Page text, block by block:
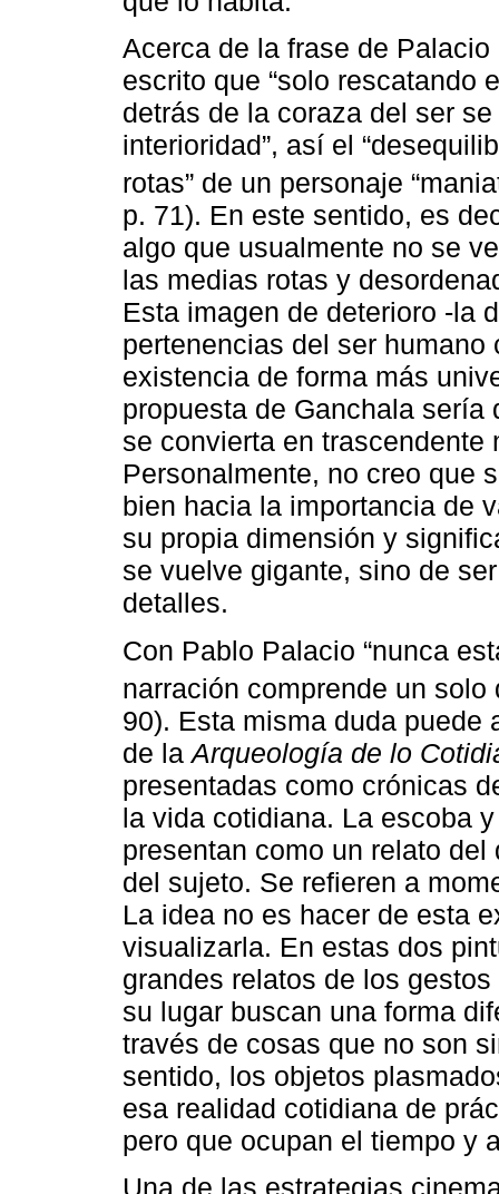
Acerca de la frase de
escrito que “solo rescatando
detrás de la coraza del ser
interioridad”, así el
rotas” de un personaje
p. 71). En este sentido, es
algo que usualmente no se
las medias rotas y
Esta imagen de deterioro -la
pertenencias del ser
existencia de forma más
propuesta de Ganchala sería
se convierta en
Personalmente, no creo que
bien hacia la importancia de
su propia dimensión y
se vuelve gigante, sino de
detalles.
Con Pablo Palacio “nunca
narración comprende un solo
90). Esta misma duda puede
de laArqueología de lo
presentadas como crónicas
la vida cotidiana. La escoba
presentan como un relato
del sujeto. Se refieren a
La idea no es hacer de esta
visualizarla. En estas dos
grandes relatos de los
su lugar buscan una forma
través de cosas que no son
sentido, los objetos
esa realidad cotidiana de
pero que ocupan el tiempo y
Una de las estrategias